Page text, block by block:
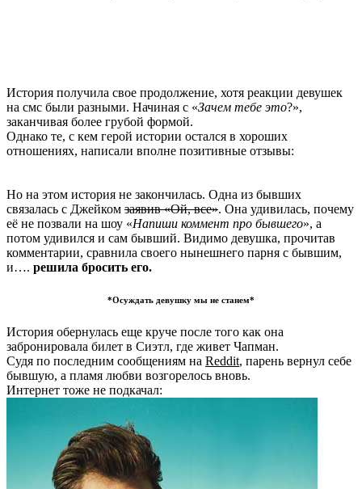
История получила свое продолжение, хотя реакции девушек
на смс были разными. Начиная с «Зачем тебе это?»,
заканчивая более грубой формой.
Однако те, с кем герой истории остался в хороших
отношениях, написали вполне позитивные отзывы:
Но на этом история не закончилась. Одна из бывших
связалась с Джейком заявив «Ой, все». Она удивилась, почему
её не позвали на шоу «Напиши коммент про бывшего», а
потом удивился и сам бывший. Видимо девушка, прочитав
комментарии, сравнила своего нынешнего парня с бывшим,
и…. решила бросить его.
*Осуждать девушку мы не станем*
История обернулась еще круче после того как она
забронировала билет в Сиэтл, где живет Чапман.
Судя по последним сообщениям на Reddit, парень вернул себе
бывшую, а пламя любви возгорелось вновь.
Интернет тоже не подкачал: